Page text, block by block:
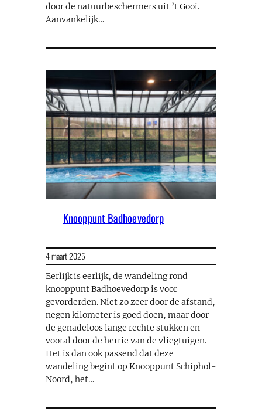
door de natuurbeschermers uit ’t Gooi.
Aanvankelijk…
Knooppunt Badhoevedorp
4 maart 2025
Eerlijk is eerlijk, de wandeling rond
knooppunt Badhoevedorp is voor
gevorderden. Niet zo zeer door de afstand,
negen kilometer is goed doen, maar door
de genadeloos lange rechte stukken en
vooral door de herrie van de vliegtuigen.
Het is dan ook passend dat deze
wandeling begint op Knooppunt Schiphol-
Noord, het…